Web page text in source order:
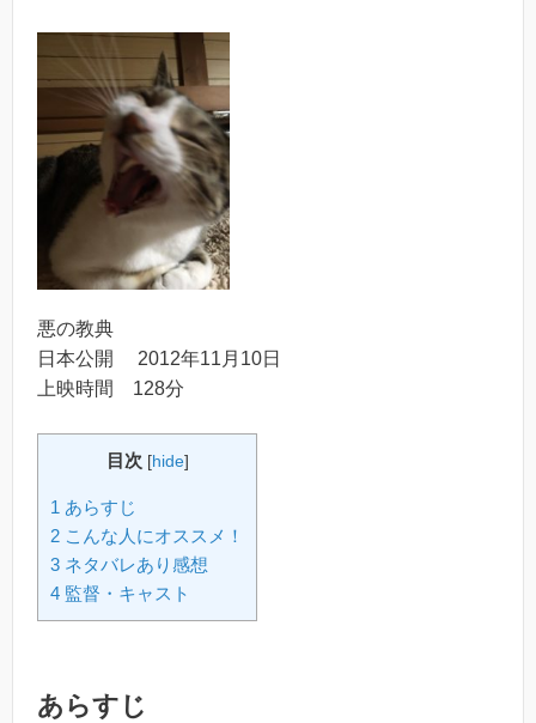
悪の教典
日本公開 2012年11月10日
上映時間 128分
目次 [hide]
1 あらすじ
2 こんな人にオススメ！
3 ネタバレあり感想
4 監督・キャスト
あらすじ